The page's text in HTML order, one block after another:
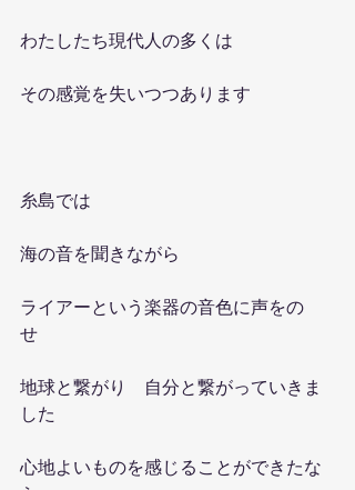
わたしたち現代人の多くは
その感覚を失いつつあります
糸島では
海の音を聞きながら
ライアーという楽器の音色に声をの
せ
地球と繋がり　自分と繋がっていきま
した
心地よいものを感じることができたな